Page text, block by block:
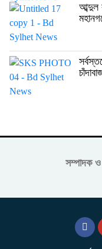
আব্দুল
সম্পাদক